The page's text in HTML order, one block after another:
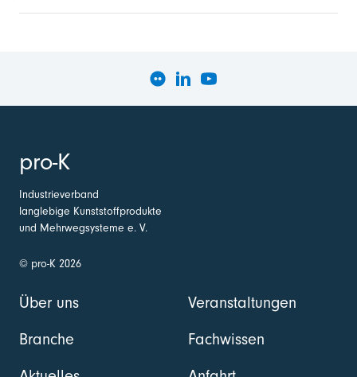
pro-K
Industrieverband
langlebige Kunststoffprodukte
und Mehrwegsysteme e. V.
© pro-K 2026
Über uns
Branche
Veranstaltungen
Fachwissen